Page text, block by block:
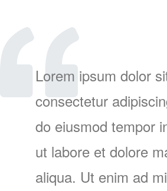
Lorem ipsum dolor
consectetur
do eiusmod tempor
ut labore et dolore
aliqua. Ut enim ad